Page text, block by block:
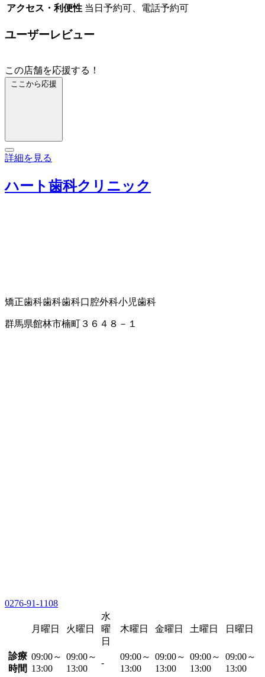
アクセス・利便性 当日予約可、電話予約可
ユーザーレビュー
この店舗を応援する！
ここから応援
詳細を見る
ハート歯科クリニック
矯正歯科歯科歯科口腔外科小児歯科
群馬県館林市楠町３６４８－１
0276-91-1108
月曜日 火曜日
水
曜
日
木曜日 金曜日 土曜日 日曜日
診療
時間
09:00～
13:00
09:00～
13:00
-
09:00～
13:00
09:00～
13:00
09:00～
13:00
09:00～
13:00